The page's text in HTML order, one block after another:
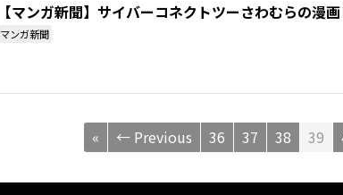
【マンガ新聞】サイバーコネクトツーさわむらの漫
マンガ新聞
« ← Previous 36 37 38 39